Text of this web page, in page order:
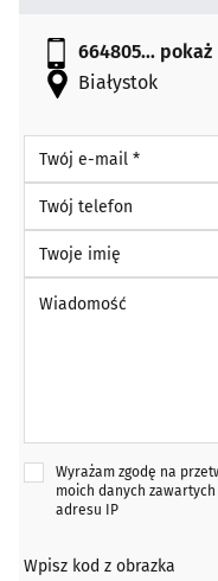
664805... pokaż
Białystok
Wyrażam zgodę na
moich danych
adresu IP
Wpisz kod z obrazka